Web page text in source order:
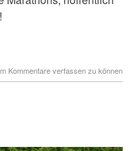
Kommentare verfassen zu können